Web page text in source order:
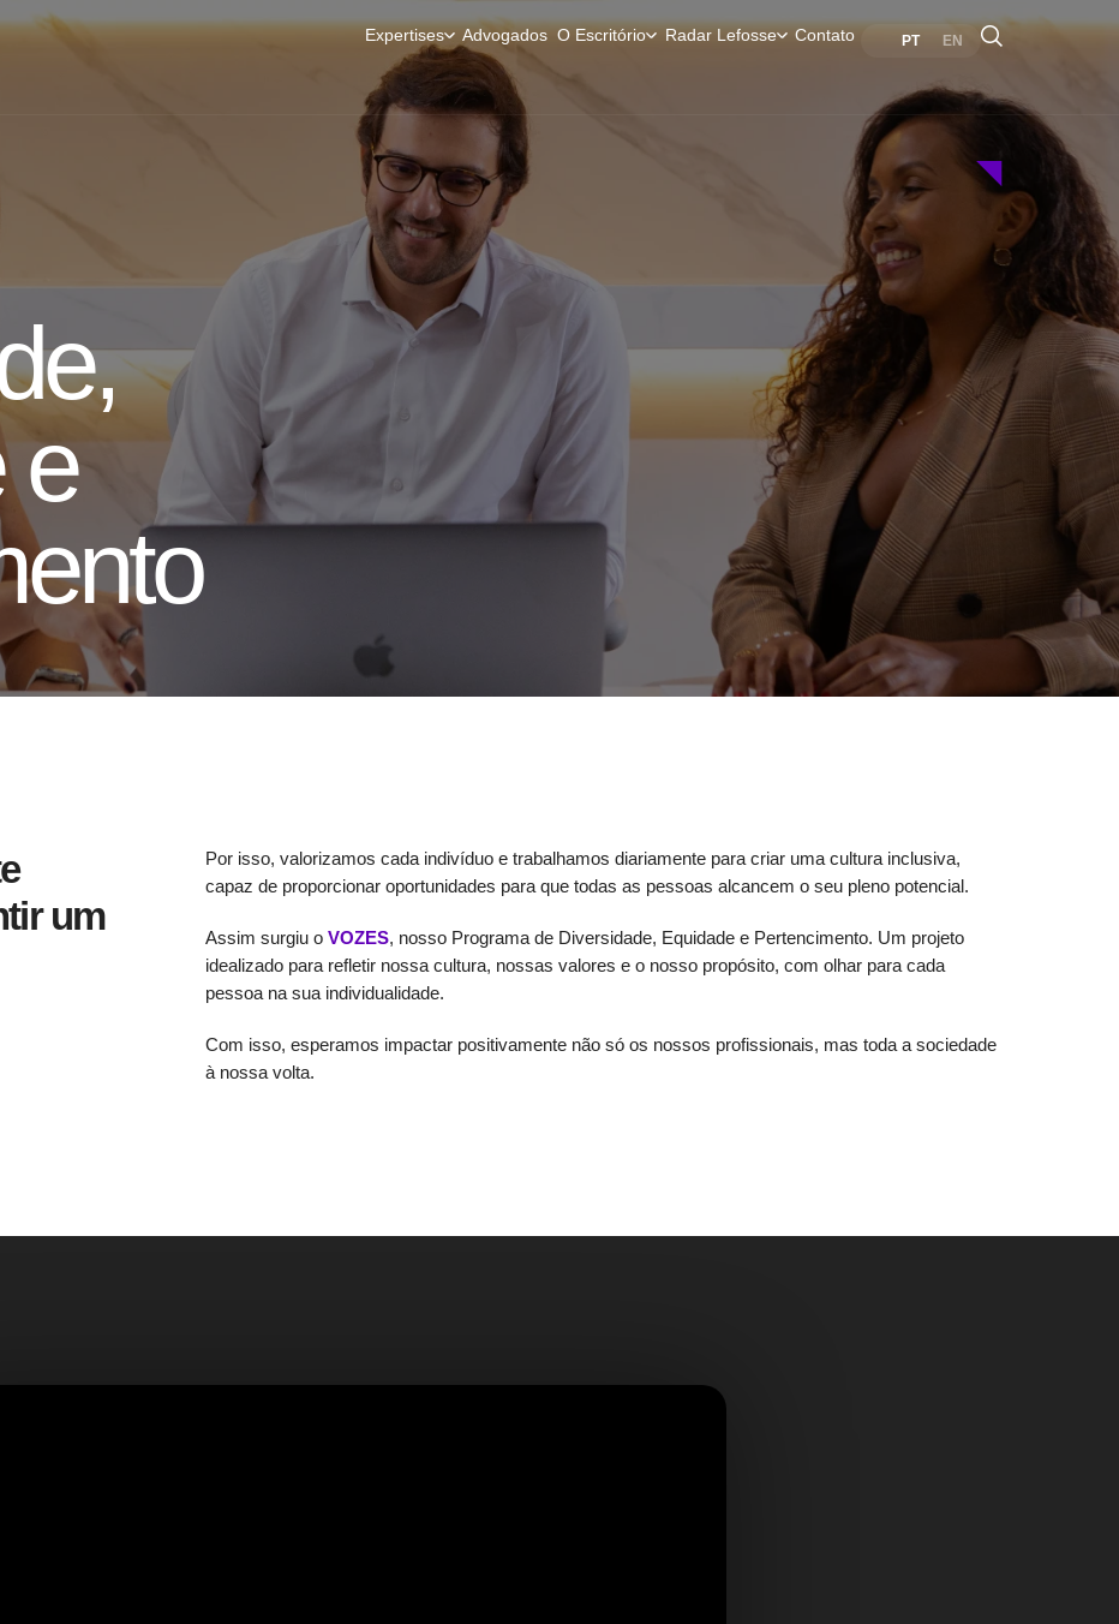
Expertises Advogados O Escritório Radar Lefosse Contato PT EN
e
um
Por isso, valorizamos cada indivíduo e trabalhamos diariamente para criar uma cultura inclusiva,
capaz de proporcionar oportunidades para que todas as pessoas alcancem o seu pleno potencial.
Assim surgiu oVOZES, nosso Programa de Diversidade, Equidade e Pertencimento. Um projeto
idealizado para refletir nossa cultura, nossas valores e o nosso propósito, com olhar para cada
pessoa na sua individualidade.
Com isso, esperamos impactar positivamente não só os nossos profissionais, mas toda a sociedade
à nossa volta.